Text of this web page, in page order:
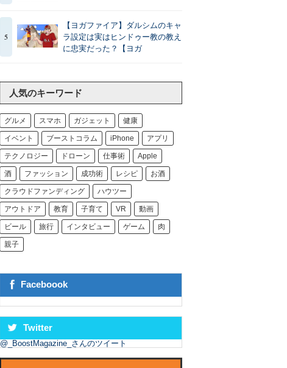
5
【ヨガファイア】ダルシムのキャ
ラ設定は実はヒンドゥー教の教え
に忠実だった？【ヨガ
人気のキーワード
グルメ スマホ ガジェット 健康
イベント ブーストコラム iPhone アプリ
テクノロジー ドローン 仕事術 Apple
酒 ファッション 成功術 レシピ お酒
クラウドファンディング ハウツー
アウトドア 教育 子育て VR 動画
ビール 旅行 インタビュー ゲーム 肉
親子
Faceboook
Twitter
@_BoostMagazine_さんのツイート